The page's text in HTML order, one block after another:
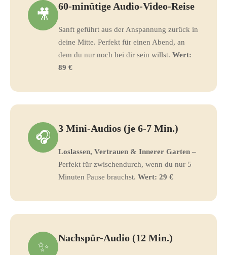
🎥
60-minütige Audio-Video-Reise
Sanft geführt aus der Anspannung zurück in
deine Mitte. Perfekt für einen Abend, an
dem du nur noch bei dir sein willst. Wert:
89 €
🎧
3 Mini-Audios (je 6-7 Min.)
Loslassen, Vertrauen & Innerer Garten –
Perfekt für zwischendurch, wenn du nur 5
Minuten Pause brauchst. Wert: 29 €
✨
Nachspür-Audio (12 Min.)